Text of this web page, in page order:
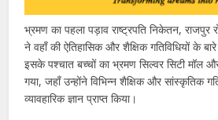
भ्रमण का पहला पड़ाव राष्ट्रपति निकेतन, राजपुर
ने वहाँ की ऐतिहासिक और शैक्षिक गतिविधियों के
इसके पश्चात बच्चों का भ्रमण सिल्वर सिटी मॉल
गया, जहाँ उन्होंने विभिन्न शैक्षिक और सांस्कृतिक
व्यावहारिक ज्ञान प्राप्त किया।